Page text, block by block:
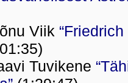
Viik
Tuvikene